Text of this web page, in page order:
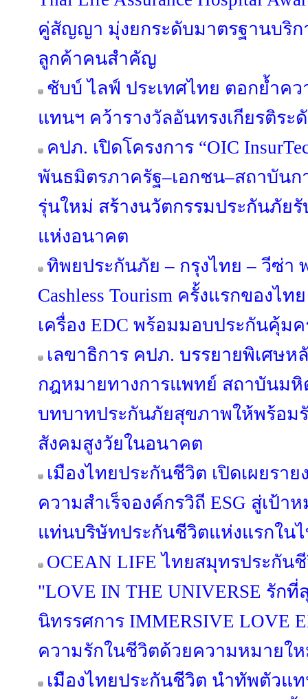
คู่สัญญา มุ่งยกระดับมาตรฐานบริก
ลูกค้าคนสำคัญ
ชับบ์ ไลฟ์ ประเทศไทย ตอกย้ำค
แทนฯ คว้ารางวัลอันทรงเกียรติระ
คปภ. เปิดโครงการ “OIC
พันธมิตรภาครัฐ–เอกชน–สถาบันก
รุ่นใหม่ สร้างนวัตกรรมประกันภัย
แห่งอนาคต
ทิพยประกันภัย – กรุงไทย – วีซ่า
Cashless Tourism ครั้งแรกของไท
เครื่อง EDC พร้อมมอบประกันคุ้ม
เลขาธิการ คปภ. บรรยายพิเศษ
กฎหมายทางการแพทย์ สถาบันมหิ
บทบาทประกันภัยสุขภาพให้พร้อม
สังคมสูงวัยในอนาคต
เมืองไทยประกันชีวิต เปิดเผยรา
ความสำเร็จองค์กรวิถี ESG สู่เป้า
แท่นบริษัทประกันชีวิตแห่งแรกใน
OCEAN LIFE ไทยสมุทรประกัน
"LOVE IN THE UNIVERSE รัก
นิทรรศการ IMMERSIVE LOVE
ความรักในชีวิตด้วยความหมายใ
เมืองไทยประกันชีวิต นำทัพตัวแ